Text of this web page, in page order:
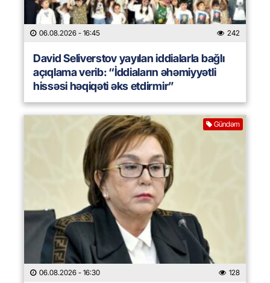
06.08.2026 - 16:45 242
David Seliverstov yayılan iddialarla bağlı
açıqlama verib: “İddiaların əhəmiyyətli
hissəsi həqiqəti əks etdirmir”
Gündəm
06.08.2026 - 16:30 128